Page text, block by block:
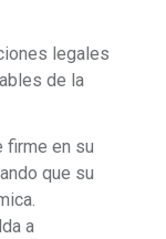
legales
de la
firme en su
que su
a